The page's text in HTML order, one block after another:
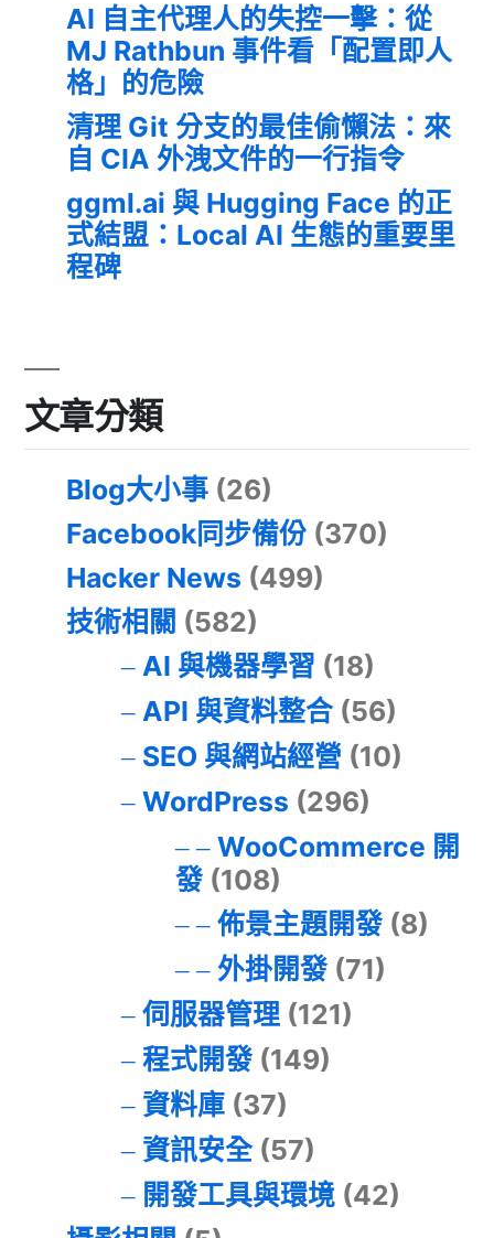
AI 自主代理人的失控一擊：從
MJ Rathbun 事件看「配置即人
格」的危險
清理 Git 分支的最佳偷懶法：來
自 CIA 外洩文件的一行指令
ggml.ai 與 Hugging Face 的正
式結盟：Local AI 生態的重要里
程碑
文章分類
Blog大小事 (26)
Facebook同步備份 (370)
Hacker News (499)
技術相關 (582)
AI 與機器學習 (18)
API 與資料整合(56)
SEO 與網站經營 (10)
WordPress (296)
WooCommerce 開
發(108)
佈景主題開發(8)
外掛開發(71)
伺服器管理(121)
程式開發(149)
資料庫(37)
資訊安全(57)
開發工具與環境(42)